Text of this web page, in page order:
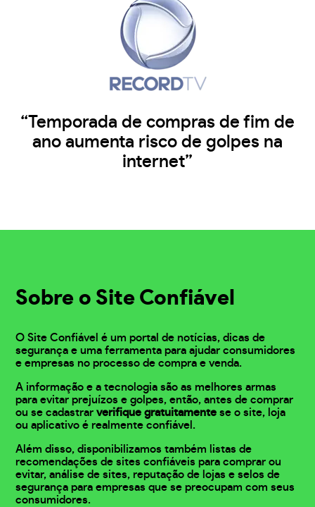
“Temporada de compras de fim de
ano aumenta risco de golpes na
internet”
Sobre o Site Confiável
O Site Confiável é um portal de notícias, dicas de
segurança e uma ferramenta para ajudar consumidores
e empresas no processo de compra e venda.
A informação e a tecnologia são as melhores armas
para evitar prejuízos e golpes, então, antes de comprar
ou se cadastrarverifique gratuitamente se o site, loja
ou aplicativo é realmente confiável.
Além disso, disponibilizamos também listas de
recomendações de sites confiáveis para comprar ou
evitar, análise de sites, reputação de lojas e selos de
segurança para empresas que se preocupam com seus
consumidores.